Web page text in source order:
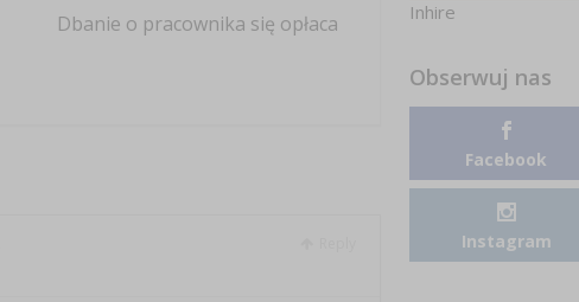
Dbanie o pracownika się opłaca Inhire
Obserwuj nas
Facebook
Instagram